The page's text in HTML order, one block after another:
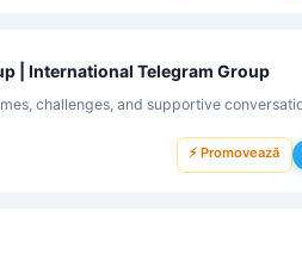
| International Telegram Group
challenges, and supportive
⚡ Promovează